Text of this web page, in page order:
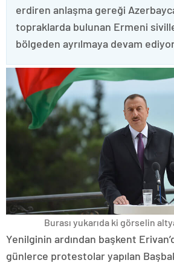
erdiren anlaşma gereği
topraklarda bulunan Ermeni
bölgeden ayrılmaya devam
Burası yukarıda ki görselin
Yenilginin ardından başkent
günlerce protestolar yapılan